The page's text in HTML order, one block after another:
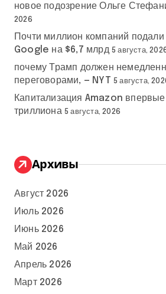
новое подозрение Ольге
2026
Почти миллион компаний подали
Google на $6,7 млрд 5 августа,
почему Трамп должен
переговорами, — NYT 5 августа,
Капитализация Amazon
триллиона 5 августа, 2026
Архивы
Август 2026
Июль 2026
Июнь 2026
Май 2026
Апрель 2026
Март 2026